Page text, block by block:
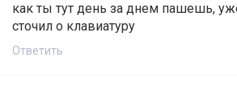
как ты тут день за днем пашешь,
сточил о клавиатуру
Ответить